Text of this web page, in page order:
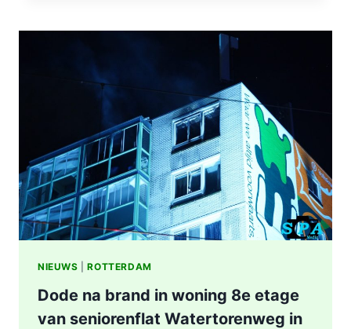
STEEKINCIDENT
KAREL
DOORMANSTRAAT
ROTTERDAM
NIEUWS |ROTTERDAM
Dode na brand in woning 8e etage
van seniorenflat Watertorenweg in